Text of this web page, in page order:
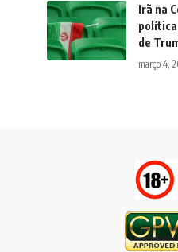
Irã na
de
março 4,